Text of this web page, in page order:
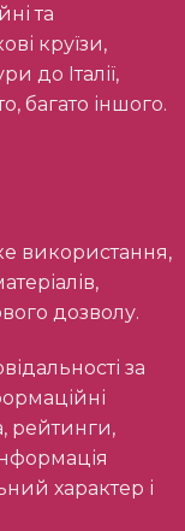
та
круїзи,
до Італії,
багато іншого.
дозволу.
рейтинги,
характер і